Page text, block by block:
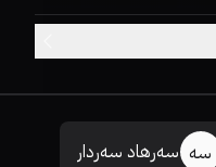
سە سەرهاد سەردار